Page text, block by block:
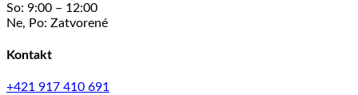
So: 9:00 – 12:00
Ne, Po: Zatvorené
Kontakt
+421 917 410 691